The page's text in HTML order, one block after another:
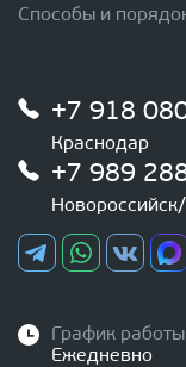
Способы и
+7 918
Краснодар
+7 989
График работы
Ежедневно